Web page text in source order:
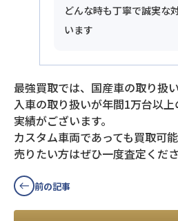
どんな時も丁寧で誠実な
います
最強買取では、国産車の取り扱
入車の取り扱いが年間1万台以
実績がございます。
カスタム車両であっても買取可
売りたい方はぜひ一度査定くださ
前の記事